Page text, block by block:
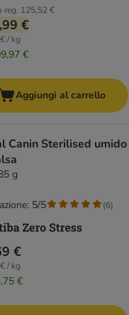
reg. 125,52 €
€
/ kg
€
Aggiungi al carrello
Canin Sterilised umido
g
€
/ kg
€
5/5 (6)